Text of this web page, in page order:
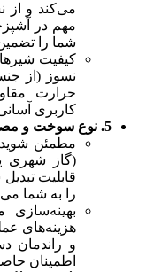
می‌کند و از
مهم در
شما را
کیفیت
نسوز (از
حرارت
کاربری
5. نوع سوخت و مصرف انرژی:
مطمئن
(گاز شهری
قابلیت
را به شما
هزینه‌های
و راندمان
اطمینان